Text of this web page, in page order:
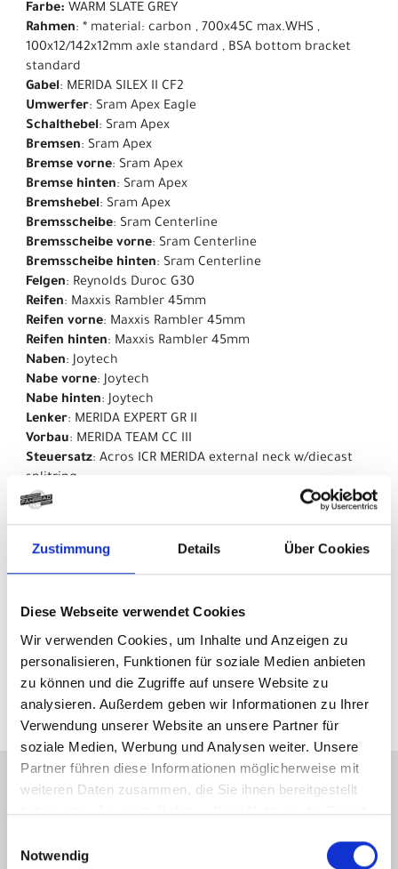
Zustimmung Details Über Cookies
Diese Webseite verwendet Cookies
Wir verwenden Cookies, um Inhalte und Anzeigen zu
personalisieren, Funktionen für soziale Medien anbieten
zu können und die Zugriffe auf unsere Website zu
analysieren. Außerdem geben wir Informationen zu Ihrer
Verwendung unserer Website an unsere Partner für
soziale Medien, Werbung und Analysen weiter. Unsere
Partner führen diese Informationen möglicherweise mit
weiteren Daten zusammen, die Sie ihnen bereitgestellt
haben oder die sie im Rahmen Ihrer Nutzung der Dienste
Notwendig
Farbe: WARM SLATE GREY
Rahmen: * material: carbon , 700x45C max.WHS ,
100x12/142x12mm axle standard , BSA bottom bracket
standard
Gabel: MERIDA SILEX II CF2
Umwerfer: Sram Apex Eagle
Schalthebel: Sram Apex
Bremsen: Sram Apex
Bremse vorne: Sram Apex
Bremse hinten: Sram Apex
Bremshebel: Sram Apex
Bremsscheibe: Sram Centerline
Bremsscheibe vorne: Sram Centerline
Bremsscheibe hinten: Sram Centerline
Felgen: Reynolds Duroc G30
Reifen: Maxxis Rambler 45mm
Reifen vorne: Maxxis Rambler 45mm
Reifen hinten: Maxxis Rambler 45mm
Naben: Joytech
Nabe vorne: Joytech
Nabe hinten: Joytech
Lenker: MERIDA EXPERT GR II
Vorbau: MERIDA TEAM CC III
Steuersatz: Acros ICR MERIDA external neck w/diecast
splitring
Griffe
seSattelklemmet_clamp
: MERIDA EXPERT
Kurbelsatz: Sram Apex 1 Wide Crankset
Kette : Sram Apex
Kettenrad: * CN-APX-D1
Gewicht: 9.6kg
KONTAKT
Hartstraße 15-17